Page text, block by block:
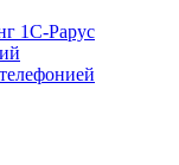
1С-Рарус